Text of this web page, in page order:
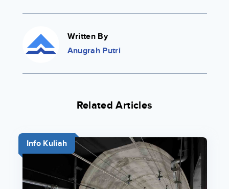
Written By
Anugrah Putri
Related Articles
Info Kuliah